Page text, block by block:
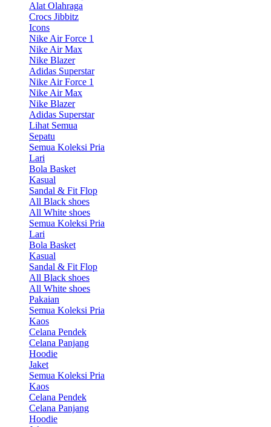
Alat Olahraga
Crocs Jibbitz
Icons
Nike Air Force 1
Nike Air Max
Nike Blazer
Adidas Superstar
Nike Air Force 1
Nike Air Max
Nike Blazer
Adidas Superstar
Lihat Semua
Sepatu
Semua Koleksi Pria
Lari
Bola Basket
Kasual
Sandal & Fit Flop
All Black shoes
All White shoes
Semua Koleksi Pria
Lari
Bola Basket
Kasual
Sandal & Fit Flop
All Black shoes
All White shoes
Pakaian
Semua Koleksi Pria
Kaos
Celana Pendek
Celana Panjang
Hoodie
Jaket
Semua Koleksi Pria
Kaos
Celana Pendek
Celana Panjang
Hoodie